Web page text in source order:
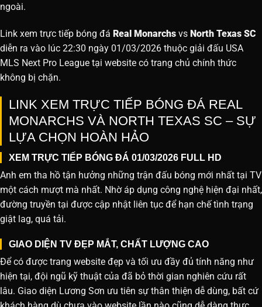
ngoài.
Link xem trực tiếp bóng đá Real Monarchs vs North Texas SC
diễn ra vào lúc 22:30 ngày 01/03/2026 thuộc giải đấu USA
MLS Next Pro League tại website có trang chủ chính thức
không bị chặn.
LINK XEM TRỰC TIẾP BÓNG ĐÁ REAL
MONARCHS VÀ NORTH TEXAS SC – SỰ
LỰA CHỌN HOÀN HẢO
XEM TRỰC TIẾP BÓNG ĐÁ 01/03/2026 FULL HD
Anh em tha hồ tận hưởng những trận đấu bóng mới nhất tại TV
một cách mượt mà nhất. Nhờ áp dụng công nghệ hiện đại nhất,
đường truyền tại được cập nhật liên tục để hạn chế tình trạng
giật lag, quá tải.
GIAO DIỆN TV ĐẸP MẮT, CHẤT LƯỢNG CAO
Để có được trang website đẹp và tối ưu đầy đủ tính năng như
hiện tại, đội ngũ kỹ thuật của đã bỏ thời gian nghiên cứu rất
lâu. Giao diện Lương Sơn ưu tiên sự thân thiện dễ dùng, bất cứ